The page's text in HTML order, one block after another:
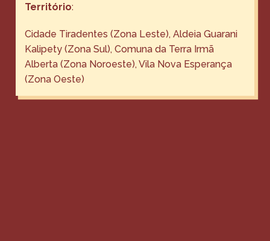
Território:
Cidade Tiradentes (Zona Leste), Aldeia Guarani
Kalipety (Zona Sul), Comuna da Terra Irmã
Alberta (Zona Noroeste), Vila Nova Esperança
(Zona Oeste)